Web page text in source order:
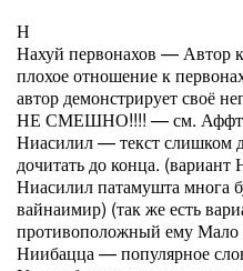
Н
Нахуй первонахов — Автор
плохое отношение к
автор демонстрирует своё
НЕ СМЕШНО!!!! — см.
Ниасилил — текст слишком
дочитать до конца.
Ниасилил патамушта многа
вайнаимир) (так же есть
противоположный ему Мало
Ниибацца — популярное